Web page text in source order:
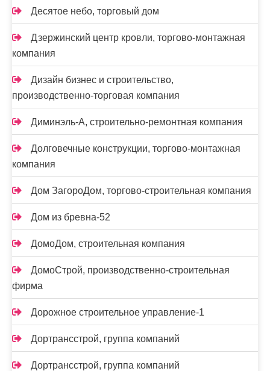
Десятое небо, торговый дом
Дзержинский центр кровли, торгово-монтажная
компания
Дизайн бизнес и строительство,
производственно-торговая компания
Диминэль-А, строительно-ремонтная компания
Долговечные конструкции, торгово-монтажная
компания
Дом ЗагороДом, торгово-строительная компания
Дом из бревна-52
ДомоДом, строительная компания
ДомоСтрой, производственно-строительная
фирма
Дорожное строительное управление-1
Дортрансстрой, группа компаний
Дортрансстрой, группа компаний